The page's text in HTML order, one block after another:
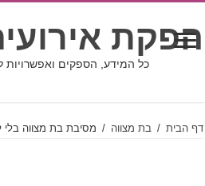
הפקת
כל המידע, הספקים ואפשרויות
דף הבית / בת מצווה / מסיבת בת מצווה